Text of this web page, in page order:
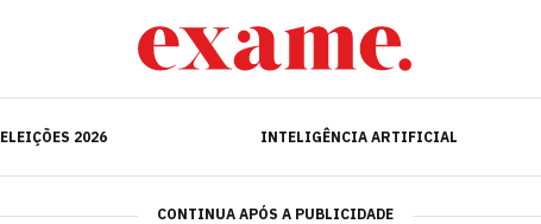
ELEIÇÕES 2026 INTELIGÊNCIA ARTIFICIAL
INTELIGÊNCIA ARTIFICIAL
CONTINUA APÓS A PUBLICIDADE